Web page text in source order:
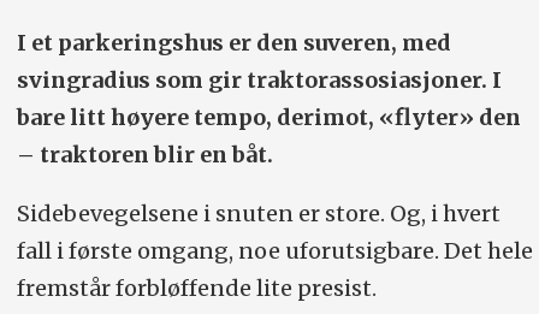
I et parkeringshus er den suveren, med
svingradius som gir traktor­assosiasjoner. I
bare litt høyere tempo, derimot, «flyter» den
– traktoren blir en båt.
Sidebevegelsene i snuten er store. Og, i hvert
fall i første omgang, noe uforutsigbare. Det hele
fremstår forbløffende lite presist.